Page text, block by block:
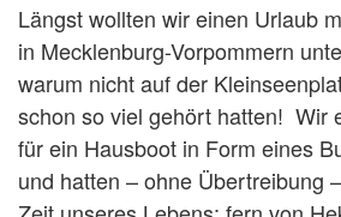
Längst wollten wir einen Urlaub
in Mecklenburg-Vorpommern
warum nicht auf der
schon so viel gehört hatten! Wir
für ein Hausboot in Form eines
und hatten – ohne Übertreibung